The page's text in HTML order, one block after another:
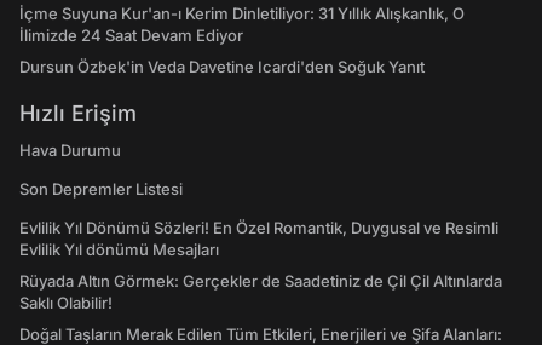
İçme Suyuna Kur'an-ı Kerim Dinletiliyor: 31 Yıllık Alışkanlık, O
İlimizde 24 Saat Devam Ediyor
Dursun Özbek'in Veda Davetine Icardi'den Soğuk Yanıt
Hızlı Erişim
Hava Durumu
Son Depremler Listesi
Evlilik Yıl Dönümü Sözleri! En Özel Romantik, Duygusal ve Resimli
Evlilik Yıl dönümü Mesajları
Rüyada Altın Görmek: Gerçekler de Saadetiniz de Çil Çil Altınlarda
Saklı Olabilir!
Doğal Taşların Merak Edilen Tüm Etkileri, Enerjileri ve Şifa Alanları: